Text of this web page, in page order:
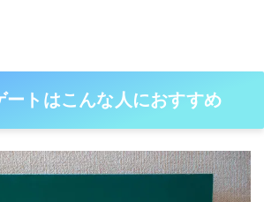
ートはこんな人におすすめ